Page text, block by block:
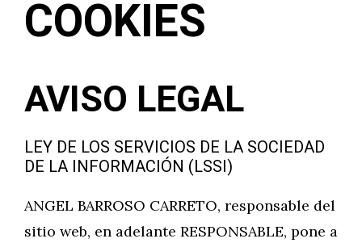
COOKIES
AVISO LEGAL
LEY DE LOS SERVICIOS DE LA SOCIEDAD
DE LA INFORMACIÓN (LSSI)
ANGEL BARROSO CARRETO, responsable del
sitio web, en adelante RESPONSABLE, pone a